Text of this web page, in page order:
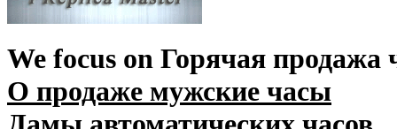
We focus on Горячая продажа
О продаже мужские часы